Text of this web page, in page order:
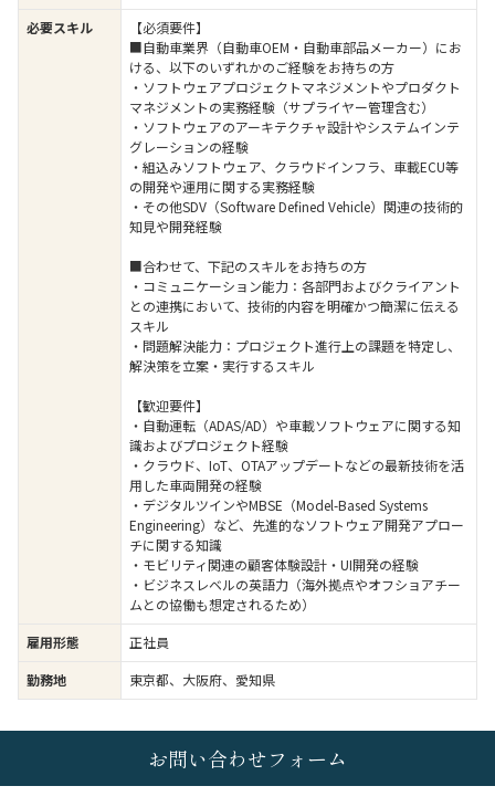
必要スキル
【必須要件】
■自動車業界（自動車OEM・自動車部品メーカー）にお
ける、以下のいずれかのご経験をお持ちの方
・ソフトウェアプロジェクトマネジメントやプロダクト
マネジメントの実務経験（サプライヤー管理含む）
・ソフトウェアのアーキテクチャ設計やシステムインテ
グレーションの経験
・組込みソフトウェア、クラウドインフラ、車載ECU等
の開発や運用に関する実務経験
・その他SDV（Software Defined Vehicle）関連の技術的
知見や開発経験
■合わせて、下記のスキルをお持ちの方
・コミュニケーション能力：各部門およびクライアント
との連携において、技術的内容を明確かつ簡潔に伝える
スキル
・問題解決能力：プロジェクト進行上の課題を特定し、
解決策を立案・実行するスキル
【歓迎要件】
・自動運転（ADAS/AD）や車載ソフトウェアに関する知
識およびプロジェクト経験
・クラウド、IoT、OTAアップデートなどの最新技術を活
用した車両開発の経験
・デジタルツインやMBSE（Model-Based Systems
Engineering）など、先進的なソフトウェア開発アプロー
チに関する知識
・モビリティ関連の顧客体験設計・UI開発の経験
・ビジネスレベルの英語力（海外拠点やオフショアチー
ムとの協働も想定されるため）
雇用形態
正社員
勤務地
東京都、大阪府、愛知県
お問い合わせフォーム